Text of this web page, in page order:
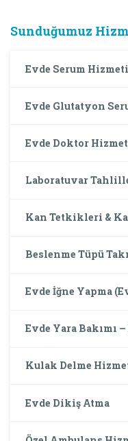
Sunduğumuz
Evde Serum Hizmeti
Evde Glutatyon
Evde Doktor
Laboratuvar
Kan Tetkikleri &
Beslenme Tüpü
Evde İğne Yapma
Evde Yara Bakımı
Kulak Delme
Evde Dikiş Atma